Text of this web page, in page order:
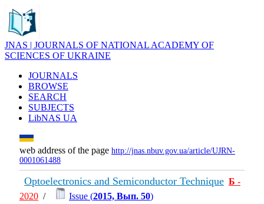
JNAS | JOURNALS OF NATIONAL ACADEMY OF
SCIENCES OF UKRAINE
JOURNALS
BROWSE
SEARCH
SUBJECTS
LibNAS UA
web address of the page http://jnas.nbuv.gov.ua/article/UJRN-
0001061488
Optoelectronics and Semiconductor Technique Б -
2020 / Issue (2015, Вып. 50)